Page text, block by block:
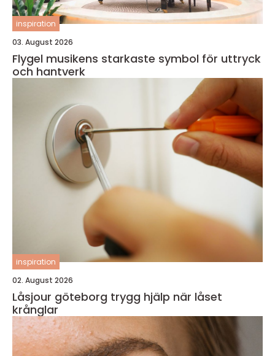
inspiration
03. August 2026
Flygel musikens starkaste symbol för uttryck
och hantverk
inspiration
02. August 2026
Låsjour göteborg trygg hjälp när låset
krånglar